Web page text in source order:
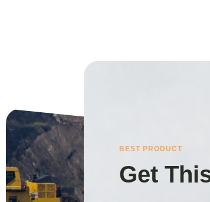
BEST PRODUCT
Get